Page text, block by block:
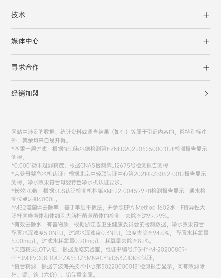
技术
媒体中心
寻求合作
经销加盟
网站中涉及的数据、统计资料或调查结果（如有）等属于引证内容的，除特别标注
外，其余均来自易开得。
*四重十层过滤：根据NED诺尔德检测第HZNED20220525000102E检测报告显示
测得。
*0.0001微米过滤精度：根据CNAS检测第L12675号检测报告测得。
*荣获母婴净水机认证：根据北京中轻联认证中心第20210RZB062-0012报告显示
测得，净水效果符合母婴特色净水机认证要求。
*长效RO膜：根据SGS认证检测机构第XMF22-004599-01检测报告显示，通水检
测位点达到6000L。
*MS2噬菌体去除率：基于单层平板法，并参照EPA Method 1602水中F特异性大
肠杆菌噬菌体和体细胞大肠杆菌噬菌体的检测，去除率达99.99%。
*有效去除水中有害物质：根据浙江省卫生健康委员会的检测数据，净水效果符合
配置水浑浊度5.0NTU，过滤水浑浊度0.3NTU，浊度去除率94.0%， 配置水耗氧量
5.00mg/L，过滤水耗氧量0.90mg/L，耗氧量去除率82%。
*天猫精灵LOT认证：根据虎屹实验室，经证书编号:TGHY-M-20200807-
FFYJMIEVO08ITQCPZA5STZ5MNACY16D53ZJDKB1认证。
*复合精滤：根据宁波海关技术中心第502200000181检测报告显示，可有效滤除
砷、镉、铬（六价）、铅等重金属。